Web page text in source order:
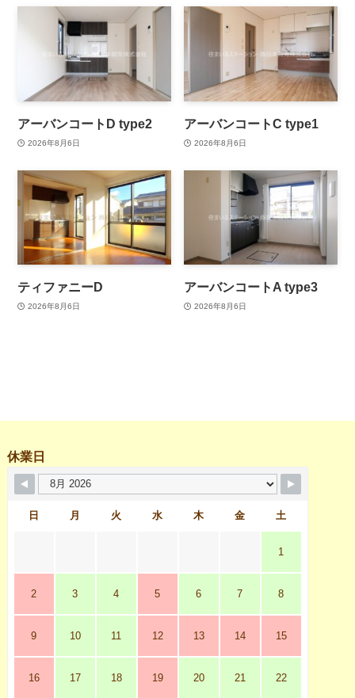
アーバンコートD type2
2026年8月6日
アーバンコートC type1
2026年8月6日
ティファニーD
2026年8月6日
アーバンコートA type3
2026年8月6日
休業日
日 月 火 水 木 金 土
1
2 3 4 5 6 7 8
9 10 11 12 13 14 15
16 17 18 19 20 21 22